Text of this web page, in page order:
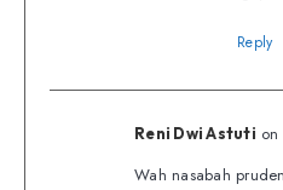
Reply
Reni Dwi Astuti
Wah nasabah